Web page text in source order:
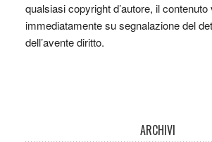
qualsiasi copyright d’autore, il
immediatamente su segnalazione del
dell’avente diritto.
ARCHIVI